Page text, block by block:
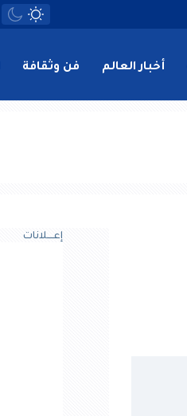
أخبار العالم فن وثقافة
إعــــلانات